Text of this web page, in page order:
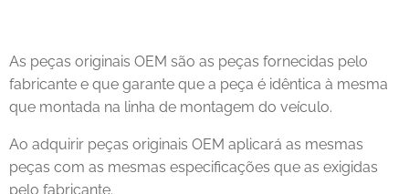
As peças originais OEM são as peças fornecidas pelo
fabricante e que garante que a peça é idêntica à mesma
que montada na linha de montagem do veículo.
Ao adquirir peças originais OEM aplicará as mesmas
peças com as mesmas especificações que as exigidas
pelo fabricante.